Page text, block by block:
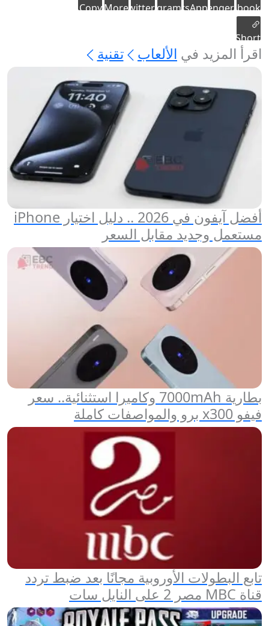
Facebook
Messenger
WhatsApp
Telegram
Twitter
More
Copy
Short
link
اقرأ المزيد في الألعاب تقنية
أفضل آيفون في 2026 .. دليل اختيار iPhone
مستعمل وجديد مقابل السعر
بطارية 7000mAh وكاميرا استثنائية.. سعر
فيفو x300 برو والمواصفات كاملة
تابع البطولات الأوروبية مجانًا بعد ضبط تردد
قناة MBC مصر 2 على النايل سات